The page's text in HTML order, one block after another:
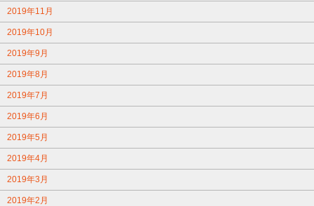
2019年11月
2019年10月
2019年9月
2019年8月
2019年7月
2019年6月
2019年5月
2019年4月
2019年3月
2019年2月